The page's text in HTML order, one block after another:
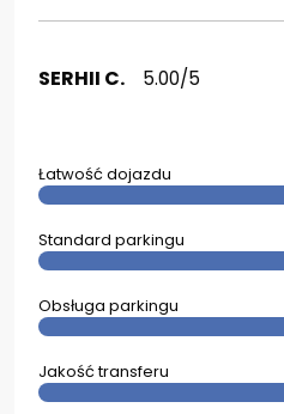
SERHII C. 5.00/5
Łatwość dojazdu
Standard parkingu
Obsługa parkingu
Jakość transferu